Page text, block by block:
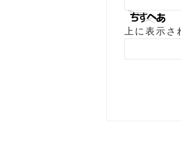
上に表示